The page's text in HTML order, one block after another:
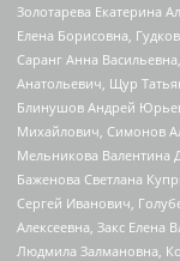
Золотарева Екатерина
Елена Борисовна,
Саранг Анна
Анатольевич, Щур
Блинушов Андрей
Михайлович, Симонов
Мельникова Валентина
Баженова Светлана
Сергей Иванович,
Алексеевна, Закс Елена
Людмила Залмановна,